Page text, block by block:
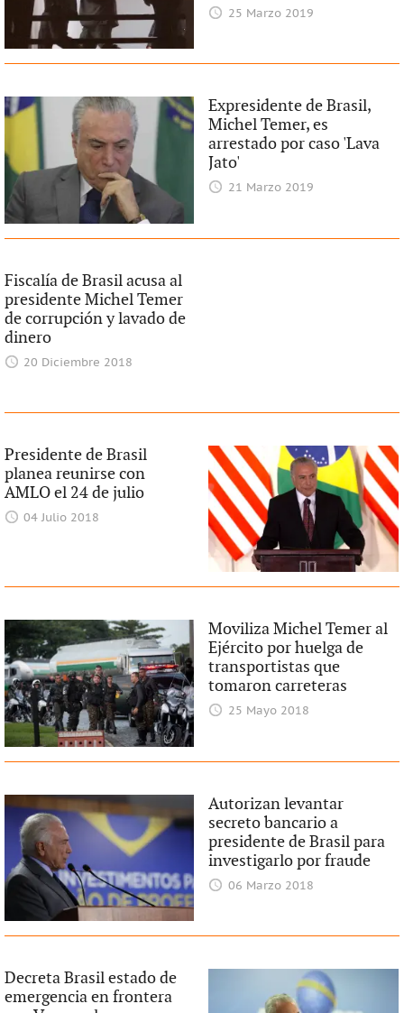
25 Marzo 2019
Expresidente de Brasil,
Michel Temer, es
arrestado por caso 'Lava
Jato'
21 Marzo 2019
Fiscalía de Brasil acusa al
presidente Michel Temer
de corrupción y lavado de
dinero
20 Diciembre 2018
Presidente de Brasil
planea reunirse con
AMLO el 24 de julio
04 Julio 2018
Moviliza Michel Temer al
Ejército por huelga de
transportistas que
tomaron carreteras
25 Mayo 2018
Autorizan levantar
secreto bancario a
presidente de Brasil para
investigarlo por fraude
06 Marzo 2018
Decreta Brasil estado de
emergencia en frontera